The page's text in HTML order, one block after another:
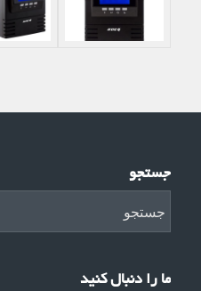
جستجو
ما را دنبال کنید